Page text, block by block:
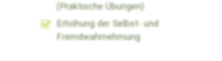
(Praktische Übungen)
Erhöhung der Selbst- und
Fremdwahrnehmung